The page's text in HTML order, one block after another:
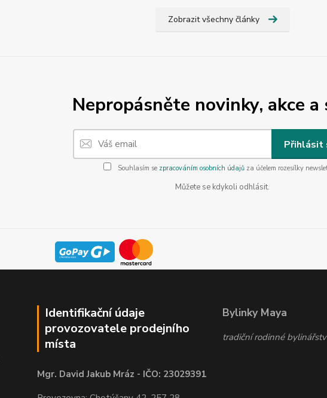
Zobrazit všechny články
Nepropásněte novinky, akce a
Přihlásit
Souhlasím se zpracováním osobních údajůza účelem rozesílky
Můžete se kdykoli odhlásit.
Identifikační údaje
provozovatele prodejního
místa
Mgr. David Jakub Mráz - IČO: 23029391
Bylinky Maya
tradiční rodinné